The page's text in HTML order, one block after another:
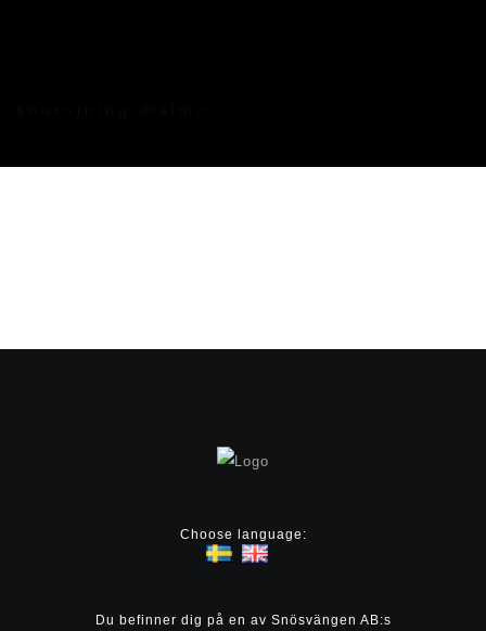
Choose language:
Du befinner dig på en av Snösvängen AB:s